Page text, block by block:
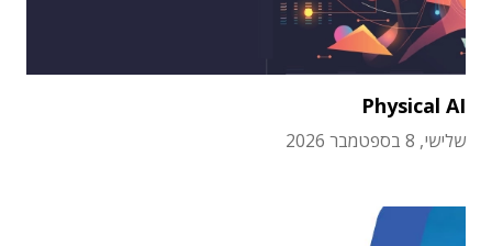
Physical AI
שלישי, 8 בספטמבר 2026